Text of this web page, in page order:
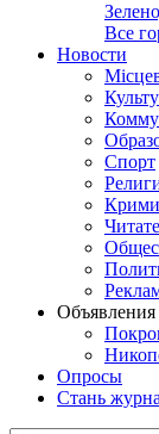
Все
Новости
Спорт
Объявления
Опросы
Стань